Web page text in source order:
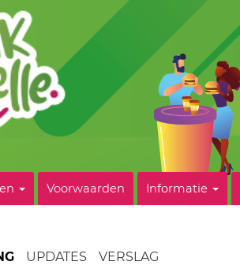
Voorwaarden Informatie
UPDATES VERSLAG